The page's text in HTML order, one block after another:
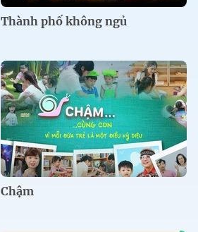
Thành phố không ngủ
Chậm